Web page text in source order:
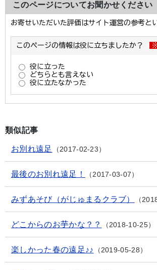
このページについてお聞かせください
類似記事
お別れ遠足 2017-02-23
最後のお別れ遠足！ 2017-03-07
みずあそび（がじゅまるクラブ）
どこからのお芋かな？？ 2018-10-25
楽しかった春の遠足♪♪ 2019-05-28